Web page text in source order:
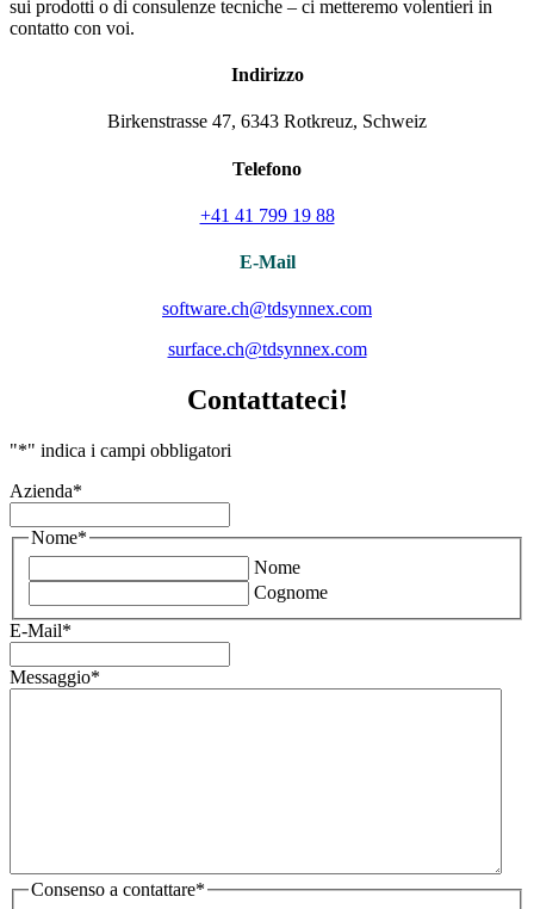
sui prodotti o di consulenze tecniche – ci metteremo volentieri in
contatto con voi.
Indirizzo
Birkenstrasse 47, 6343 Rotkreuz, Schweiz
Telefono
+41 41 799 19 88
E-Mail
software.ch@tdsynnex.com
surface.ch@tdsynnex.com
Contattateci!
"*" indica i campi obbligatori
Azienda*
Nome*
Nome
Cognome
E-Mail*
Messaggio*
Consenso a contattare*